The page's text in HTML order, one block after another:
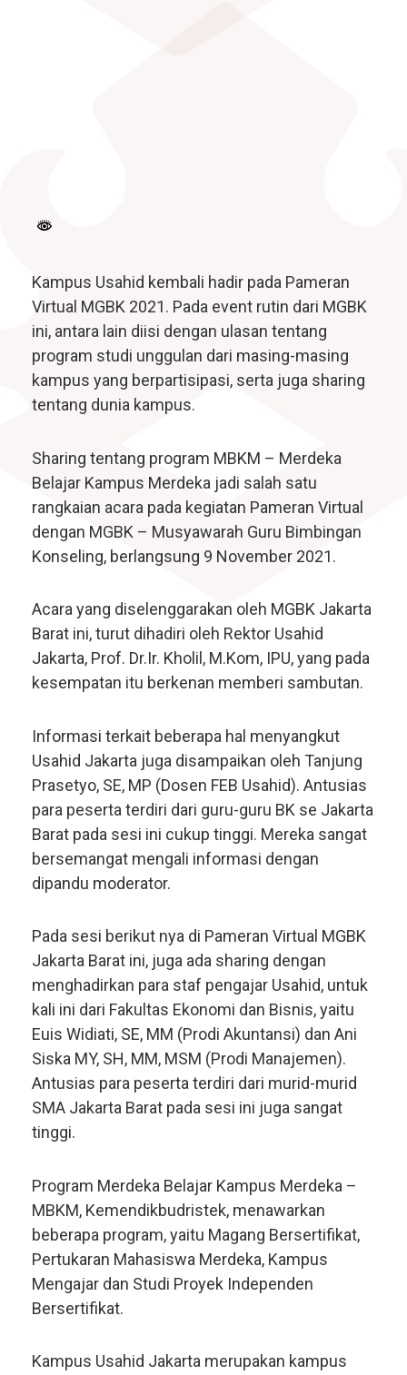
JadiPeople
Kampus Usahid kembali hadir pada Pameran
Virtual MGBK 2021. Pada event rutin dari MGBK
ini, antara lain diisi dengan ulasan tentang
program studi unggulan dari masing-masing
kampus yang berpartisipasi, serta juga sharing
tentang dunia kampus.
Sharing tentang program MBKM – Merdeka
Belajar Kampus Merdeka jadi salah satu
rangkaian acara pada kegiatan Pameran Virtual
dengan MGBK – Musyawarah Guru Bimbingan
Konseling, berlangsung 9 November 2021.
Acara yang diselenggarakan oleh MGBK Jakarta
Barat ini, turut dihadiri oleh Rektor Usahid
Jakarta, Prof. Dr.Ir. Kholil, M.Kom, IPU, yang pada
kesempatan itu berkenan memberi sambutan.
Informasi terkait beberapa hal menyangkut
Usahid Jakarta juga disampaikan oleh Tanjung
Prasetyo, SE, MP (Dosen FEB Usahid). Antusias
para peserta terdiri dari guru-guru BK se Jakarta
Barat pada sesi ini cukup tinggi. Mereka sangat
bersemangat mengali informasi dengan
dipandu moderator.
Pada sesi berikut nya di Pameran Virtual MGBK
Jakarta Barat ini, juga ada sharing dengan
menghadirkan para staf pengajar Usahid, untuk
kali ini dari Fakultas Ekonomi dan Bisnis, yaitu
Euis Widiati, SE, MM (Prodi Akuntansi) dan Ani
Siska MY, SH, MM, MSM (Prodi Manajemen).
Antusias para peserta terdiri dari murid-murid
SMA Jakarta Barat pada sesi ini juga sangat
tinggi.
Program Merdeka Belajar Kampus Merdeka –
MBKM, Kemendikbudristek, menawarkan
beberapa program, yaitu Magang Bersertifikat,
Pertukaran Mahasiswa Merdeka, Kampus
Mengajar dan Studi Proyek Independen
Bersertifikat.
Kampus Usahid Jakarta merupakan kampus